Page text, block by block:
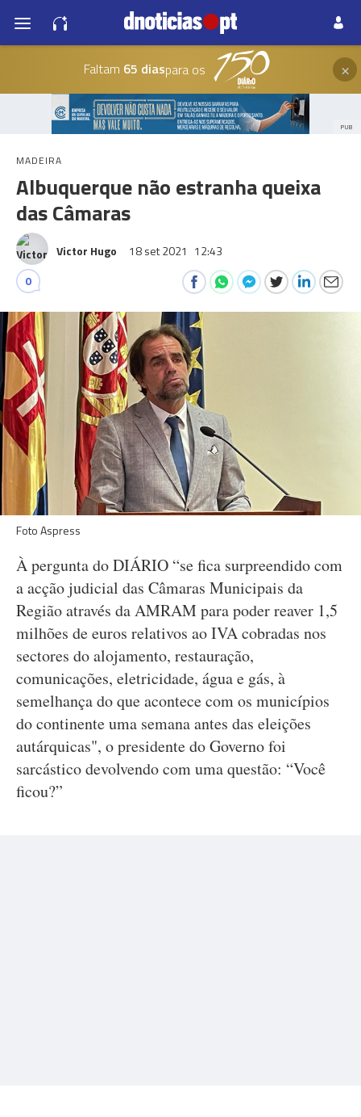
Faltam 65 diaspara os ×
PUB
MADEIRA
Albuquerque não estranha queixa
das Câmaras
Victor Hugo 18 set 2021 12:43
0
Foto Aspress
À pergunta do DIÁRIO “se fica surpreendido com
a acção judicial das Câmaras Municipais da
Região através da AMRAM para poder reaver 1,5
milhões de euros relativos ao IVA cobradas nos
sectores do alojamento, restauração,
comunicações, eletricidade, água e gás, à
semelhança do que acontece com os municípios
do continente uma semana antes das eleições
autárquicas", o presidente do Governo foi
sarcástico devolvendo com uma questão: “Você
ficou?”